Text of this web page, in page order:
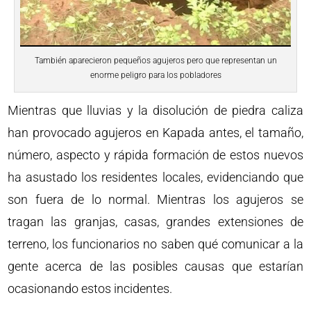
También aparecieron pequeños agujeros pero que representan un
enorme peligro para los pobladores
Mientras que lluvias y la disolución de piedra caliza
han provocado agujeros en Kapada antes, el tamaño,
número, aspecto y rápida formación de estos nuevos
ha asustado los residentes locales, evidenciando que
son fuera de lo normal. Mientras los agujeros se
tragan las granjas, casas, grandes extensiones de
terreno, los funcionarios no saben qué comunicar a la
gente acerca de las posibles causas que estarían
ocasionando estos incidentes.